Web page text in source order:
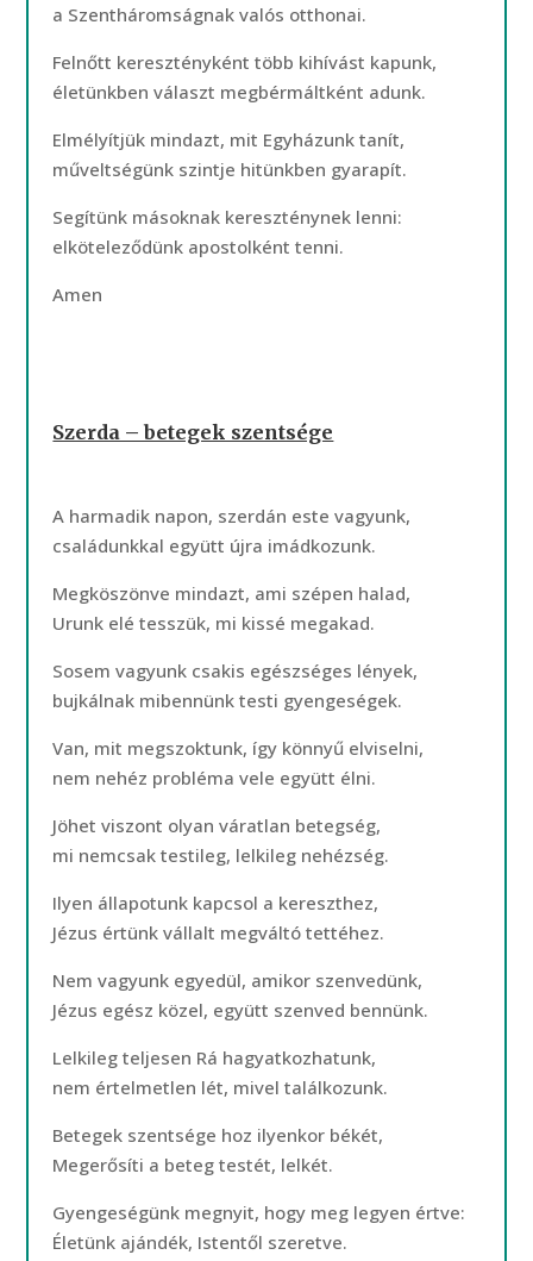
a Szentháromságnak valós otthonai.
Felnőtt keresztényként több kihívást kapunk,
életünkben választ megbérmáltként adunk.
Elmélyítjük mindazt, mit Egyházunk tanít,
műveltségünk szintje hitünkben gyarapít.
Segítünk másoknak kereszténynek lenni:
elköteleződünk apostolként tenni.
Amen
Szerda – betegek szentsége
A harmadik napon, szerdán este vagyunk,
családunkkal együtt újra imádkozunk.
Megköszönve mindazt, ami szépen halad,
Urunk elé tesszük, mi kissé megakad.
Sosem vagyunk csakis egészséges lények,
bujkálnak mibennünk testi gyengeségek.
Van, mit megszoktunk, így könnyű elviselni,
nem nehéz probléma vele együtt élni.
Jöhet viszont olyan váratlan betegség,
mi nemcsak testileg, lelkileg nehézség.
Ilyen állapotunk kapcsol a kereszthez,
Jézus értünk vállalt megváltó tettéhez.
Nem vagyunk egyedül, amikor szenvedünk,
Jézus egész közel, együtt szenved bennünk.
Lelkileg teljesen Rá hagyatkozhatunk,
nem értelmetlen lét, mivel találkozunk.
Betegek szentsége hoz ilyenkor békét,
Megerősíti a beteg testét, lelkét.
Gyengeségünk megnyit, hogy meg legyen értve:
Életünk ajándék, Istentől szeretve.